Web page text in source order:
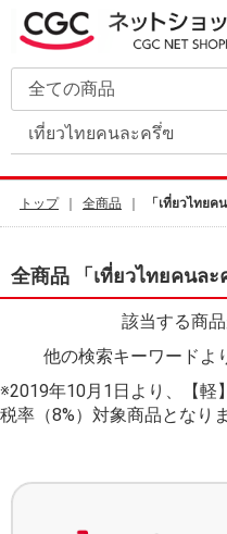
トップ 全商品 「เที่ยวไทย
全商品 「เที่ยวไทยคนล
該当する商
他の検索キーワードよ
※2019年10月1日より、【軽
税率（8%）対象商品となりま